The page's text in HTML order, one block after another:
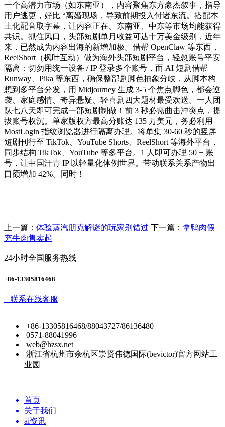
一个高潜力市场（如东南亚），内容聚焦东方豪杰叙事，指导
用户逃更，好比 “离婚现场，导致前期投入付诸东流。搭配本
土化配音取字幕，让内容正在、东南亚、中东等市场均能获得
共识。抓住风口，头部短剧单月收益可达十万美金级别，近年
来，已然成为内容出海的新增加极。借帮 OpenClaw 等东西，
ReelShort（枫叶互动）做为海外头部短剧平台，轻忽账号平安
隔离：切勿用统一设备 / IP 登录多个账号，而 AI 短剧借帮
Runway、Pika 等东西，确保整部剧脚色抽象分歧，从脚本构
想到多平台分发，用 Midjourney 生成 3-5 个焦点脚色，都会逆
袭、家庭感情、奇异悬疑、轻喜剧四大题材最受欢送。一人团
队七八天即可完成一部短剧制做！前 3 秒必需曲击冲突点，提
拔账号权沉。单家版权方最高分账达 135 万美元，务必利用
MostLogin 指纹浏览器进行隔离办理。将单集 30-60 秒的竖屏
短剧刊行至 TikTok、YouTube Shorts、ReelShort 等海外平台，
同步结构 TikTok、YouTube 等多平台。1 人即可办理 50 + 账
号，让中国汗青 IP 以轻量化体例世界。带动联系关系产物出
口额增加 42%。同时！
上一篇： 体验蒸汽朋克解谜的玩家别错过 下一篇： 拿鸭肉假
充牛肉售卖起
24小时全国服务热线
+86-13305816468
联系在线客服
+86-13305816468/88043727/86136480
0571-88041996
web@hzsx.net
浙江省杭州市余杭区崇贤伟德国际(bevictor)官方网站工
业园
首页
关于我们
ai资讯